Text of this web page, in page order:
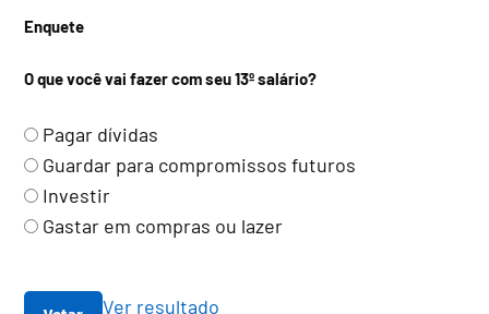
Enquete
O que você vai fazer com seu 13º salário?
Pagar dívidas
Guardar para compromissos futuros
Investir
Gastar em compras ou lazer
Ver resultado